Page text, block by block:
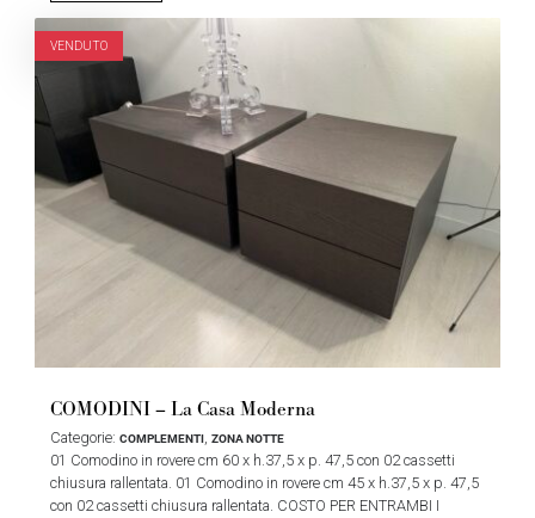
VENDUTO
COMODINI – La Casa Moderna
Categorie: COMPLEMENTI, ZONA NOTTE
01 Comodino in rovere cm 60 x h.37,5 x p. 47,5 con 02 cassetti
chiusura rallentata. 01 Comodino in rovere cm 45 x h.37,5 x p. 47,5
con 02 cassetti chiusura rallentata. COSTO PER ENTRAMBI I